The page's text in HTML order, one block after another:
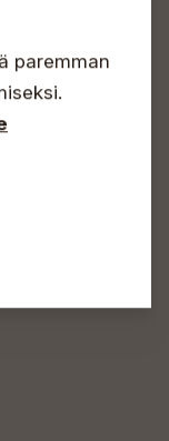
paremman